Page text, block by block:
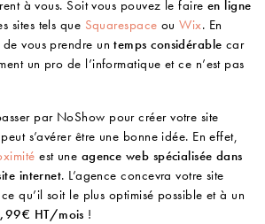
à vous. Soit vous pouvez le faire en ligne
sites tels que Squarespace ouWix. En
vous prendre untemps considérable car
un pro de l’informatique et ce n’est pas
par NoShow pour créer votre site
s’avérer être une bonne idée. En effet,
est une agence web spécialisée dans
internet. L’agence concevra votre site
qu’il soit le plus optimisé possible et à un
HT/mois !